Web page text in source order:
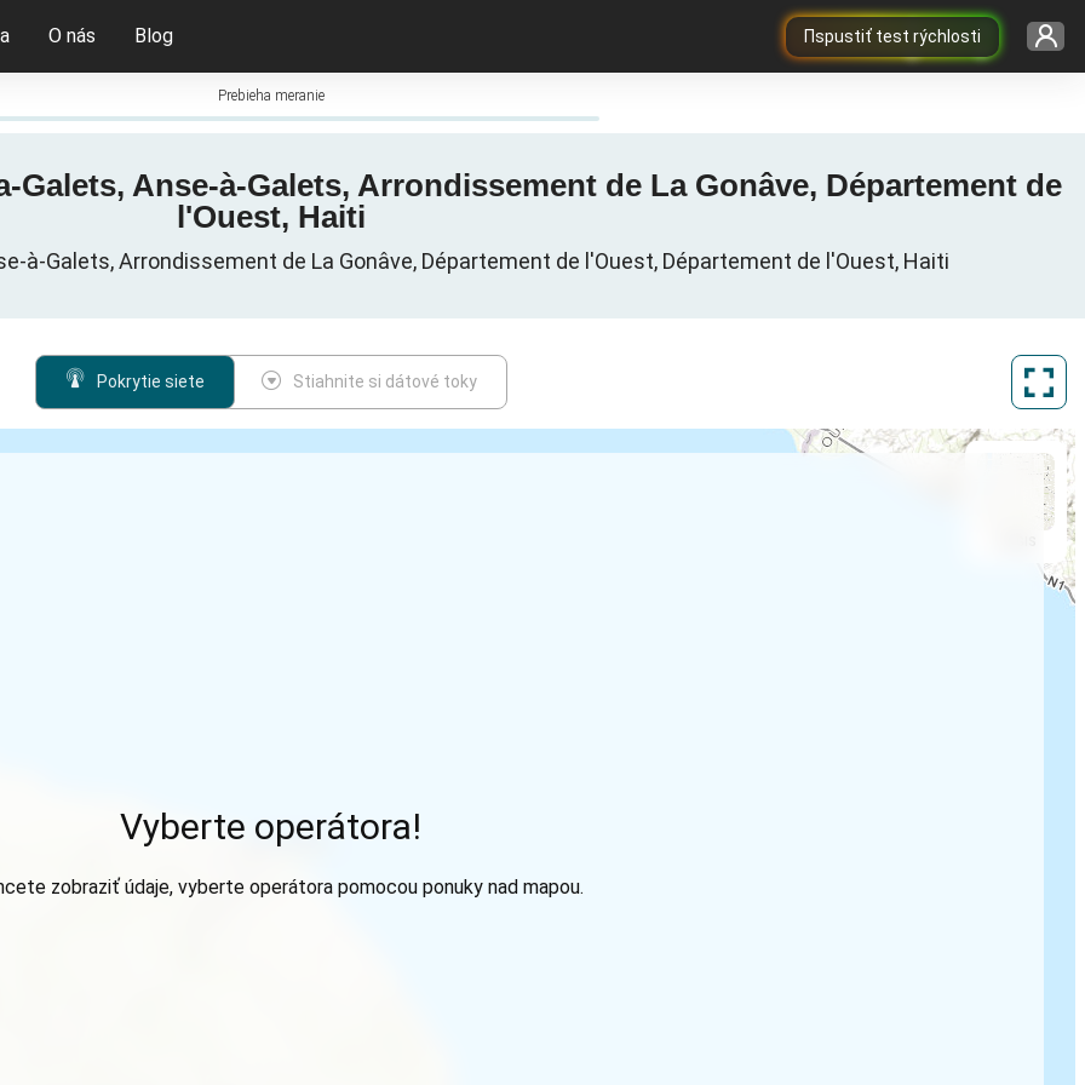
Пspustiť test rýchlosti
O nás Blog
Prebieha meranie
Galets, Anse-à-Galets, Arrondissement de La Gonâve, Département de
l'Ouest, Haiti
à-Galets, Arrondissement de La Gonâve, Département de l'Ouest, Département de l'Ouest, Haiti
Pokrytie siete Stiahnite si dátové toky
Vyberte operátora!
zobraziť údaje, vyberte operátora pomocou ponuky nad mapou.